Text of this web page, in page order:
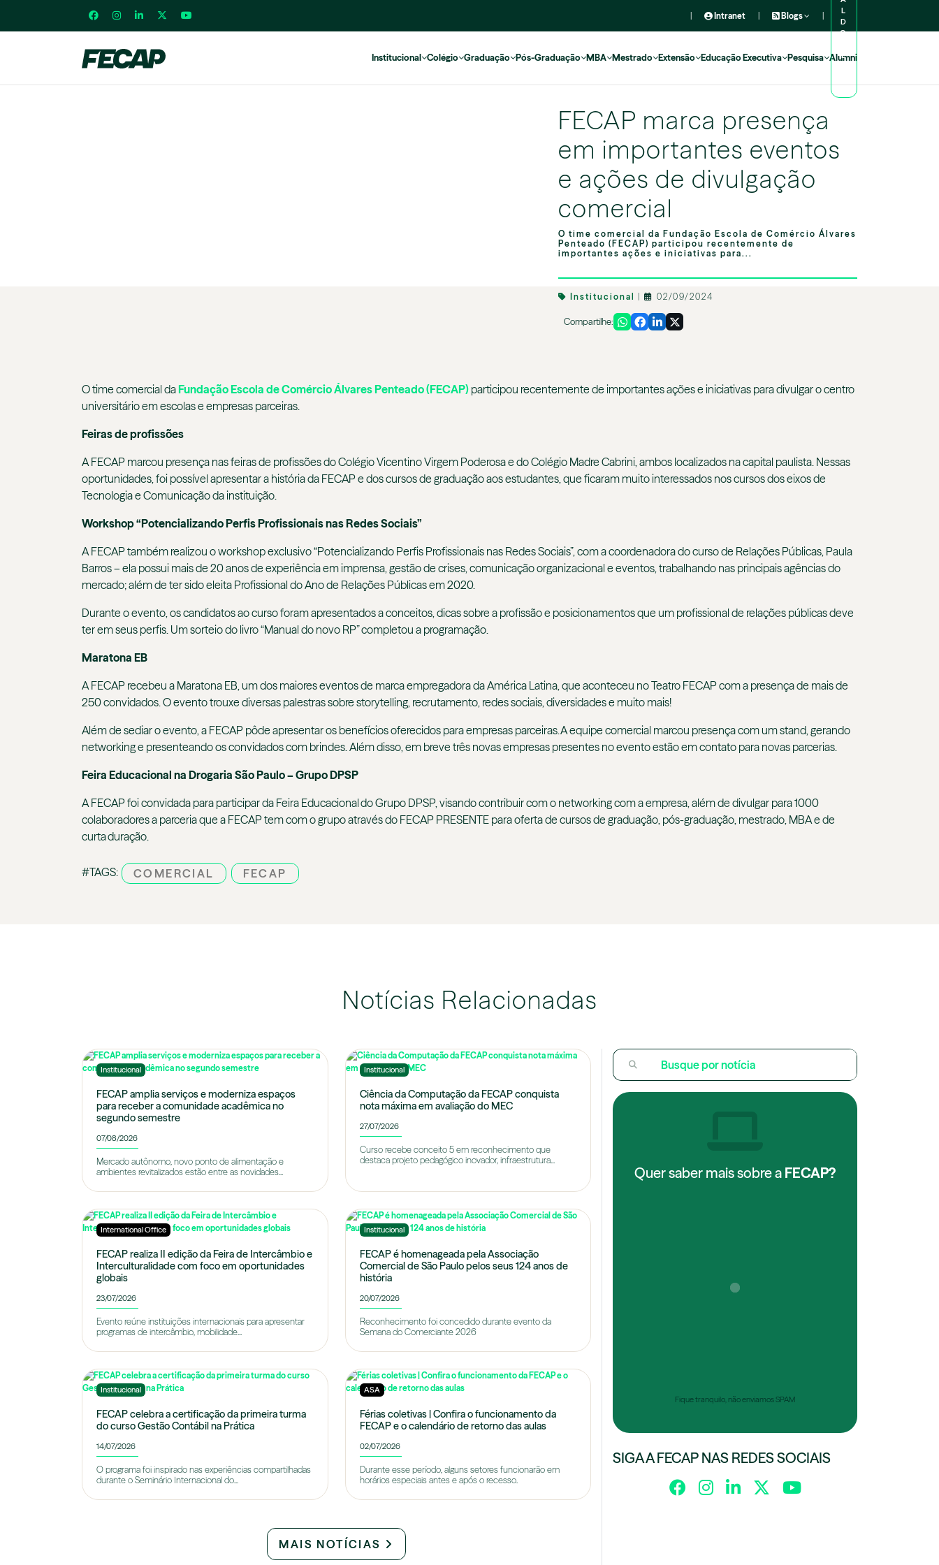
| Intranet | Blogs |
L
D
O
L
O
Institucional Colégio Graduação Pós-Graduação MBA Mestrado Extensão Educação Executiva Pesquisa Alumni
FECAP marca presença
em importantes eventos
e ações de divulgação
comercial
O time comercial da Fundação Escola de Comércio Álvares
Penteado (FECAP) participou recentemente de
importantes ações e iniciativas para...
Institucional 02/09/2024
Compartilhe:
O time comercial daFundação Escola de Comércio Álvares Penteado (FECAP) participou recentemente de importantes ações e iniciativas para divulgar o centro
universitário em escolas e empresas parceiras.
Feiras de profissões
A FECAP marcou presença nas feiras de profissões do Colégio Vicentino Virgem Poderosa e do Colégio Madre Cabrini, ambos localizados na capital paulista. Nessas
oportunidades, foi possível apresentar a história da FECAP e dos cursos de graduação aos estudantes, que ficaram muito interessados nos cursos dos eixos de
Tecnologia e Comunicação da instituição.
Workshop “Potencializando Perfis Profissionais nas Redes Sociais”
A FECAP também realizou o workshop exclusivo “Potencializando Perfis Profissionais nas Redes Sociais”, com a coordenadora do curso de Relações Públicas, Paula
Barros – ela possui mais de 20 anos de experiência em imprensa, gestão de crises, comunicação organizacional e eventos, trabalhando nas principais agências do
mercado; além de ter sido eleita Profissional do Ano de Relações Públicas em 2020.
Durante o evento, os candidatos ao curso foram apresentados a conceitos, dicas sobre a profissão e posicionamentos que um profissional de relações públicas deve
ter em seus perfis. Um sorteio do livro “Manual do novo RP” completou a programação.
Maratona EB
A FECAP recebeu a Maratona EB, um dos maiores eventos de marca empregadora da América Latina, que aconteceu no Teatro FECAP com a presença de mais de
250 convidados. O evento trouxe diversas palestras sobre storytelling, recrutamento, redes sociais, diversidades e muito mais!
Além de sediar o evento, a FECAP pôde apresentar os benefícios oferecidos para empresas parceiras. A equipe comercial marcou presença com um stand, gerando
networking e presenteando os convidados com brindes. Além disso, em breve três novas empresas presentes no evento estão em contato para novas parcerias.
Feira Educacional na Drogaria São Paulo – Grupo DPSP
A FECAP foi convidada para participar da Feira Educacional do Grupo DPSP, visando contribuir com o networking com a empresa, além de divulgar para 1000
colaboradores a parceria que a FECAP tem com o grupo através do FECAP PRESENTE para oferta de cursos de graduação, pós-graduação, mestrado, MBA e de
curta duração.
#TAGS: COMERCIAL FECAP
Notícias Relacionadas
Institucional
FECAP amplia serviços e moderniza espaços
para receber a comunidade acadêmica no
segundo semestre
07/08/2026
Mercado autônomo, novo ponto de alimentação e
ambientes revitalizados estão entre as novidades...
Institucional
Ciência da Computação da FECAP conquista
nota máxima em avaliação do MEC
27/07/2026
Curso recebe conceito 5 em reconhecimento que
destaca projeto pedagógico inovador, infraestrutura...
International Office
FECAP realiza II edição da Feira de Intercâmbio e
Interculturalidade com foco em oportunidades
globais
23/07/2026
Evento reúne instituições internacionais para apresentar
programas de intercâmbio, mobilidade...
Institucional
FECAP é homenageada pela Associação
Comercial de São Paulo pelos seus 124 anos de
história
20/07/2026
Reconhecimento foi concedido durante evento da
Semana do Comerciante 2026
Institucional
FECAP celebra a certificação da primeira turma
do curso Gestão Contábil na Prática
14/07/2026
O programa foi inspirado nas experiências compartilhadas
durante o Seminário Internacional do...
ASA
Férias coletivas | Confira o funcionamento da
FECAP e o calendário de retorno das aulas
02/07/2026
Durante esse período, alguns setores funcionarão em
horários especiais antes e após o recesso.
MAIS NOTÍCIAS
Quer saber mais sobre a FECAP?
Fique tranquilo, não enviamos SPAM
SIGA A FECAP NAS REDES SOCIAIS